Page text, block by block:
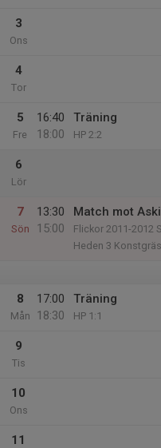
3
Ons
4
Tor
5
Fre
16:40
18:00
Träning
HP 2:2
6
Lör
7
Sön
13:30
15:00
Match mot
Flickor 2011-2012
Heden 3 Konstgräs
8
Mån
17:00
18:30
Träning
HP 1:1
9
Tis
10
Ons
11